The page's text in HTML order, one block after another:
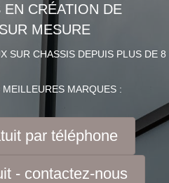
CRÉATION DE
MESURE
SUR CHASSIS DEPUIS PLUS DE 8
MARQUES :
par téléphone
- contactez-nous